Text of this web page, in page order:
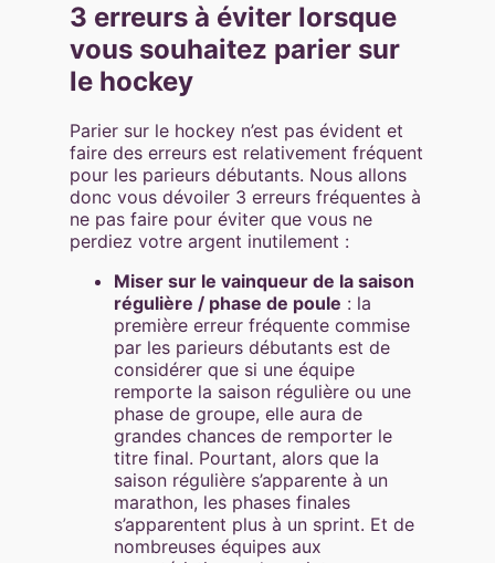
3 erreurs à éviter lorsque
vous souhaitez parier sur
le hockey
Parier sur le hockey n’est pas évident et
faire des erreurs est relativement fréquent
pour les parieurs débutants. Nous allons
donc vous dévoiler 3 erreurs fréquentes à
ne pas faire pour éviter que vous ne
perdiez votre argent inutilement :
Miser sur le vainqueur de la saison
régulière / phase de poule : la
première erreur fréquente commise
par les parieurs débutants est de
considérer que si une équipe
remporte la saison régulière ou une
phase de groupe, elle aura de
grandes chances de remporter le
titre final. Pourtant, alors que la
saison régulière s’apparente à un
marathon, les phases finales
s’apparentent plus à un sprint. Et de
nombreuses équipes aux